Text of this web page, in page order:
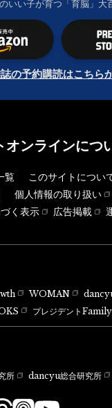
いい子が育つ「育脳」大
の予約購読はこちら
オンラインにつ
覧
このサイトについ
個人情報の取り扱い
く表示
広告掲載
WOMAN
プレジデント
所 dancyu総合研究所